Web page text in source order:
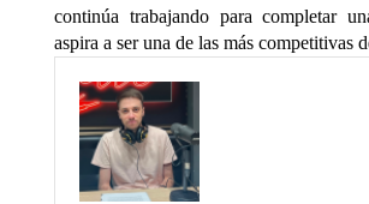
continúa trabajando para completar
aspira a ser una de las más competitivas